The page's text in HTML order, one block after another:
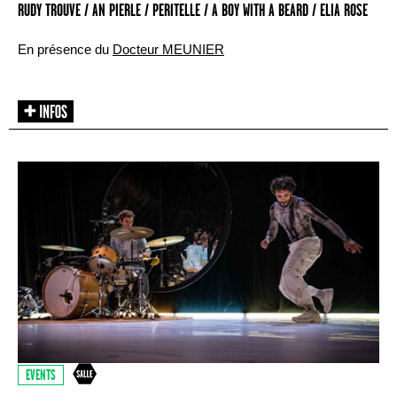
RUDY TROUVE / AN PIERLE / PERITELLE / A BOY WITH A BEARD / ELIA ROSE
En présence du Docteur MEUNIER
EVENTS